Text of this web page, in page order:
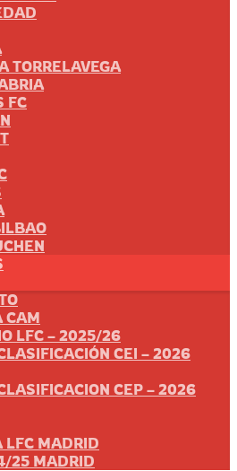
TORRELAVEGA
FC
CAM
LFC – 2025/26
CEI – 2026
CEP – 2026
LFC MADRID
25 MADRID